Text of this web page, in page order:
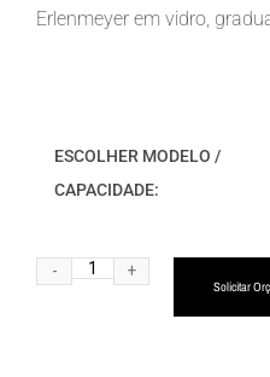
Erlenmeyer em vidro,
ESCOLHER MODELO /
CAPACIDADE:
Solicitar